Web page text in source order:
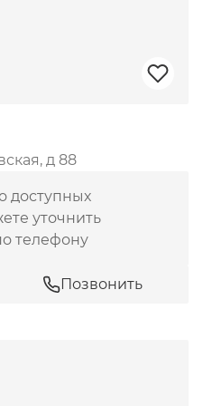
д 88
доступных
уточнить
телефону
Позвонить